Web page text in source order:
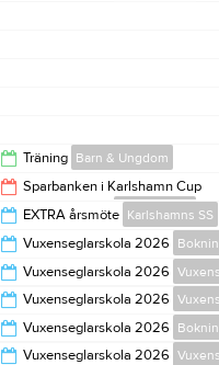
Träning Barn & Ungdom
Sparbanken i Karlshamn Cup
(Kvällskappsegling)
Kappsegling
EXTRA årsmöte Karlshamns SS
Vuxenseglarskola 2026
Vuxenseglarskola 2026
Vuxenseglarskola 2026
Vuxenseglarskola 2026
Vuxenseglarskola 2026